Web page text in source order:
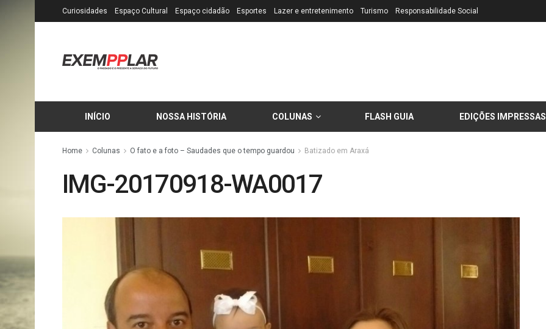
Curiosidades Espaço Cultural Espaço cidadão Esportes Lazer e entretenimento Turismo Responsabilidade Social
INÍCIO NOSSA HISTÓRIA COLUNAS FLASH GUIA EDIÇÕES IMPRESSAS
Home Colunas O fato e a foto – Saudades que o tempo guardou Batizado em Araxá
IMG-20170918-WA0017